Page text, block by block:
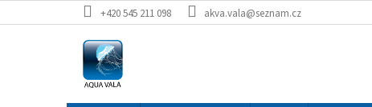
na
+420 545 211 098 akva.vala@seznam.cz